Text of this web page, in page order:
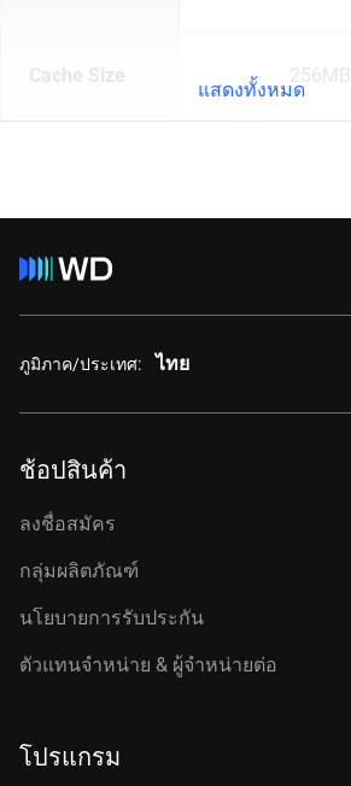
Cache Size 256MB
แสดงทั้งหมด
ภูมิภาค/ประเทศ: ไทย
ช้อปสินค้า
ลงชื่อสมัคร
กลุ่มผลิตภัณฑ์
นโยบายการรับประกัน
ตัวแทนจำหน่าย & ผู้จำหน่ายต่อ
โปรแกรม